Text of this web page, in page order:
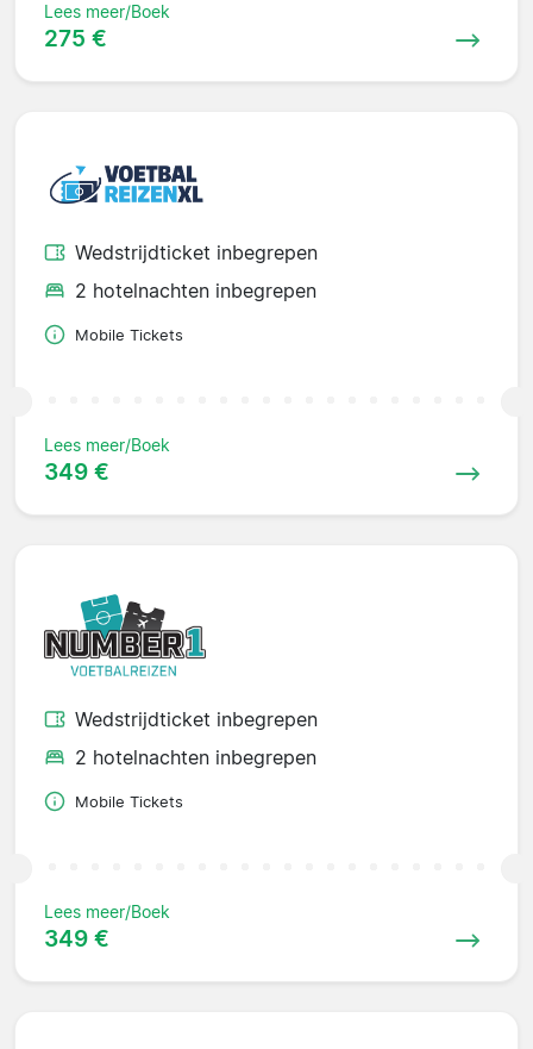
Lees meer/Boek
275 €
Wedstrijdticket inbegrepen
2 hotelnachten inbegrepen
Mobile Tickets
Lees meer/Boek
349 €
Wedstrijdticket inbegrepen
2 hotelnachten inbegrepen
Mobile Tickets
Lees meer/Boek
349 €